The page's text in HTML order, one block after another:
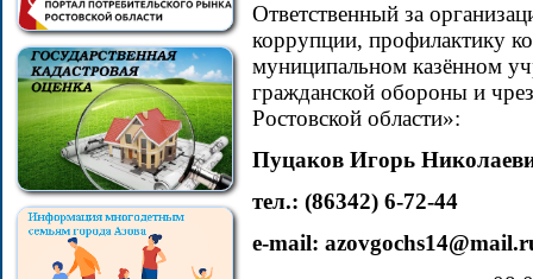
Ответственный за
коррупции, профилактику
муниципальном казённом
гражданской обороны и
Ростовской области»:
Пуцаков Игорь
тел.: (86342) 6-72-44
e-mail: